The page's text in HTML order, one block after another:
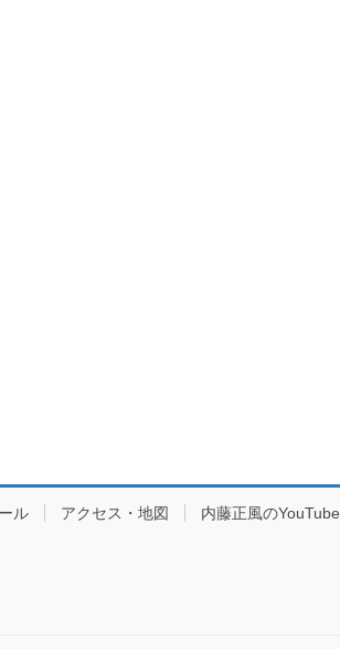
ル アクセス・地図 内藤正風のYouTube